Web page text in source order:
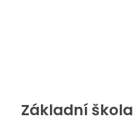
Základní škola